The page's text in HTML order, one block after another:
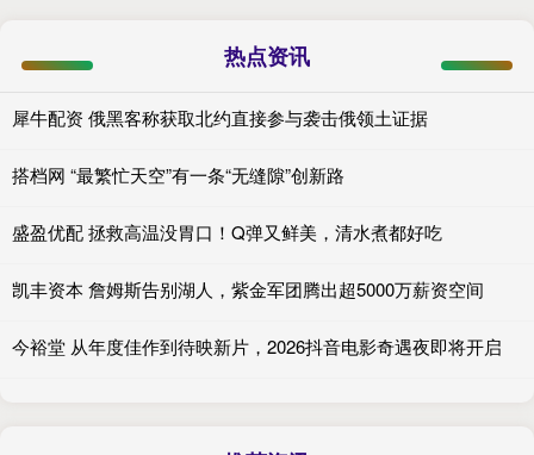
热点资讯
犀牛配资 俄黑客称获取北约直接参与袭击俄领土证据
搭档网 “最繁忙天空”有一条“无缝隙”创新路
盛盈优配 拯救高温没胃口！Q弹又鲜美，清水煮都好吃
凯丰资本 詹姆斯告别湖人，紫金军团腾出超5000万薪资空间
今裕堂 从年度佳作到待映新片，2026抖音电影奇遇夜即将开启